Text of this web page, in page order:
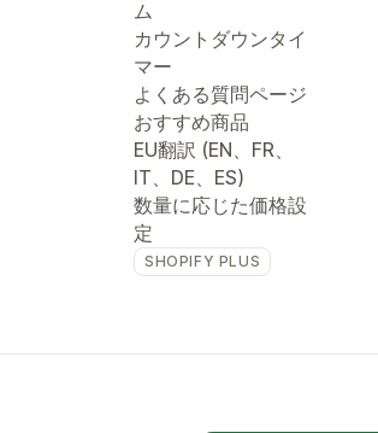
ム
カウントダウンタイ
マー
よくある質問ページ
おすすめ商品
EU翻訳 (EN、FR、
IT、DE、ES)
数量に応じた価格設
定
SHOPIFY PLUS